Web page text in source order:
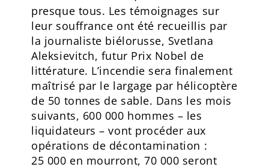
presque tous. Les témoignages sur
leur souffrance ont été recueillis par
la journaliste biélorusse, Svetlana
Aleksievitch, futur Prix Nobel de
littérature. L’incendie sera finalement
maîtrisé par le largage par hélicoptère
de 50 tonnes de sable. Dans les mois
suivants, 600 000 hommes – les
liquidateurs – vont procéder aux
opérations de décontamination :
25 000 en mourront, 70 000 seront